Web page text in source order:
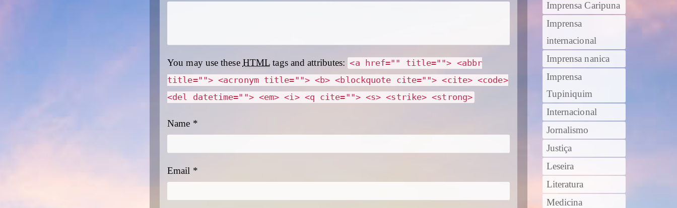
You may use these HTML tags and attributes: <a href="" title=""> <abbr
title=""> <acronym title=""> <b> <blockquote cite=""> <cite> <code>
<del datetime=""> <em> <i> <q cite=""> <s> <strike> <strong>
Name *
Email *
Imprensa Caripuna
Imprensa
internacional
Imprensa nanica
Imprensa
Tupiniquim
Internacional
Jornalismo
Justiça
Leseira
Literatura
Medicina